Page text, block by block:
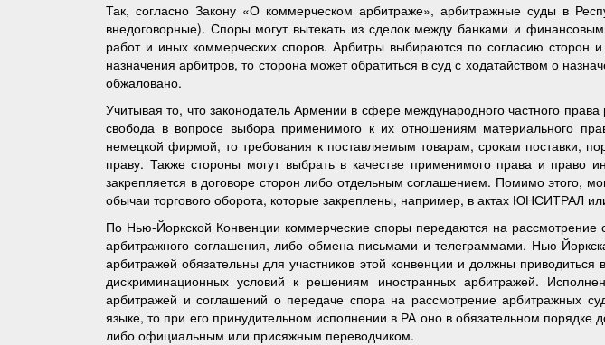
Так, согласно Закону «О коммерческом арбитраже», арбитражные суды в
внедоговорные). Споры могут вытекать из сделок между банками и
работ и иных коммерческих споров. Арбитры выбираются по согласию
назначения арбитров, то сторона может обратиться в суд с ходатайством о
обжаловано.
Учитывая то, что законодатель Армении в сфере международного частного
свобода в вопросе выбора применимого к их отношениям материального
немецкой фирмой, то требования к поставляемым товарам, срокам поставки,
праву. Также стороны могут выбрать в качестве применимого права и право
закрепляется в договоре сторон либо отдельным соглашением. Помимо этого,
обычаи торгового оборота, которые закреплены, например, в актах ЮНСИТРАЛ
По Нью-Йоркской Конвенции коммерческие споры передаются на
арбитражного соглашения, либо обмена письмами и телеграммами. Нью-
арбитражей обязательны для участников этой конвенции и должны
дискриминационных условий к решениям иностранных арбитражей.
арбитражей и соглашений о передаче спора на рассмотрение арбитражных
языке, то при его принудительном исполнении в РА оно в обязательном
либо официальным или присяжным переводчиком.